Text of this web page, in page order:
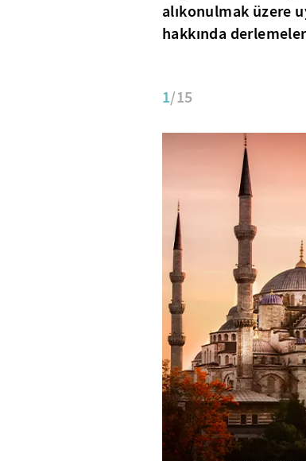
alıkonulmak üzere
hakkında
1/15